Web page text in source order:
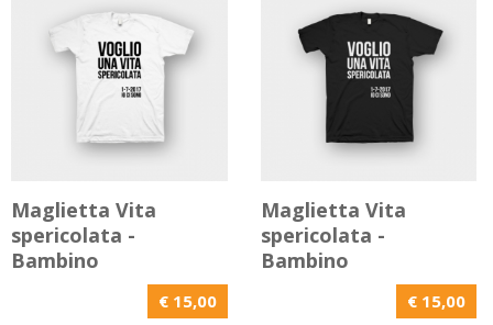
Maglietta Vita
spericolata -
Bambino
€ 15,00
Maglietta Vita
spericolata -
Bambino
€ 15,00